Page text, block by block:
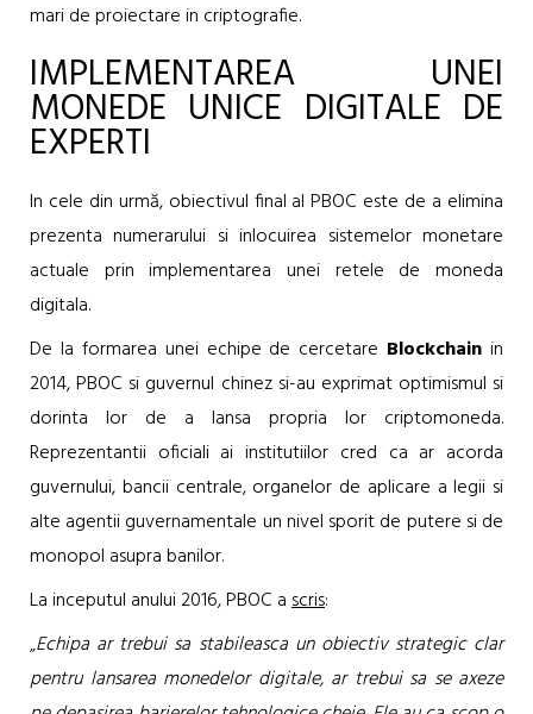
mari de proiectare in criptografie.
IMPLEMENTAREA UNEI
MONEDE UNICE DIGITALE DE
EXPERTI
In cele din urmă, obiectivul final al PBOC este de a elimina
prezenta numerarului si inlocuirea sistemelor monetare
actuale prin implementarea unei retele de moneda
digitala.
De la formarea unei echipe de cercetare Blockchain in
2014, PBOC si guvernul chinez si-au exprimat optimismul si
dorinta lor de a lansa propria lor criptomoneda.
Reprezentantii oficiali ai institutiilor cred ca ar acorda
guvernului, bancii centrale, organelor de aplicare a legii si
alte agentii guvernamentale un nivel sporit de putere si de
monopol asupra banilor.
La inceputul anului 2016, PBOC ascris:
„Echipa ar trebui sa stabileasca un obiectiv strategic clar
pentru lansarea monedelor digitale, ar trebui sa se axeze